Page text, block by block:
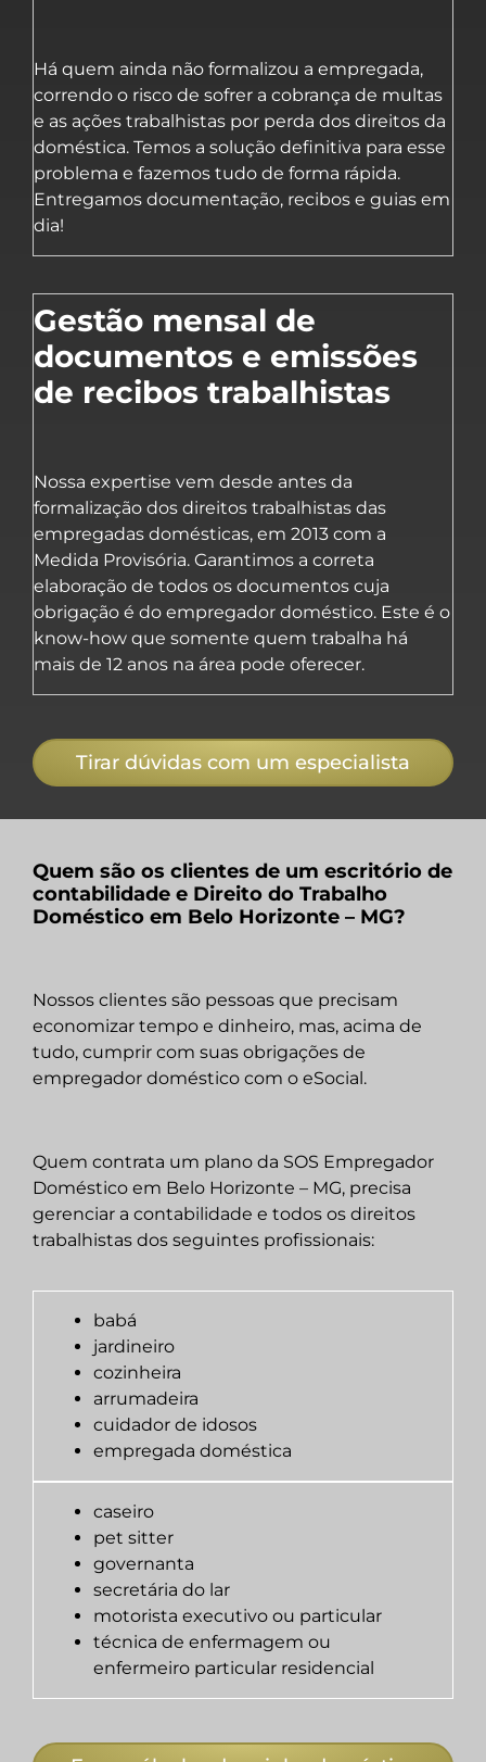
Há quem ainda não formalizou a empregada,
correndo o risco de sofrer a cobrança de multas
e as ações trabalhistas por perda dos direitos da
doméstica. Temos a solução definitiva para esse
problema e fazemos tudo de forma rápida.
Entregamos documentação, recibos e guias em
dia!
Gestão mensal de
documentos e emissões
de recibos trabalhistas
Nossa expertise vem desde antes da
formalização dos direitos trabalhistas das
empregadas domésticas, em 2013 com a
Medida Provisória. Garantimos a correta
elaboração de todos os documentos cuja
obrigação é do empregador doméstico. Este é o
know-how que somente quem trabalha há
mais de 12 anos na área pode oferecer.
Tirar dúvidas com um especialista
Quem são os clientes de um escritório de
contabilidade e Direito do Trabalho
Doméstico em Belo Horizonte – MG?
Nossos clientes são pessoas que precisam
economizar tempo e dinheiro, mas, acima de
tudo, cumprir com suas obrigações de
empregador doméstico com o eSocial.
Quem contrata um plano da SOS Empregador
Doméstico em Belo Horizonte – MG, precisa
gerenciar a contabilidade e todos os direitos
trabalhistas dos seguintes profissionais:
babá
jardineiro
cozinheira
arrumadeira
cuidador de idosos
empregada doméstica
caseiro
pet sitter
governanta
secretária do lar
motorista executivo ou particular
técnica de enfermagem ou
enfermeiro particular residencial